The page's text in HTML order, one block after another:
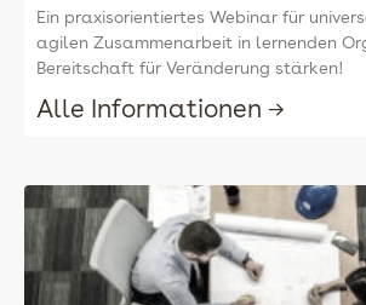
Ein praxisorientiertes Webinar für
agilen Zusammenarbeit in lernenden
Bereitschaft für Veränderung stärken!
Alle Informationen →